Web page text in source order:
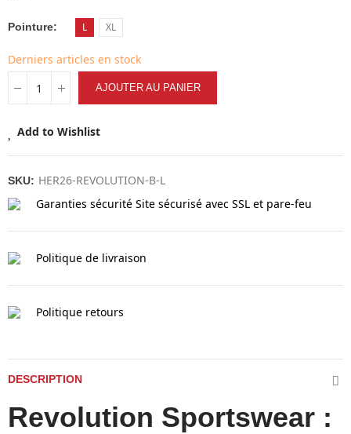
Pointure L XL
Derniers articles en stock
AJOUTER AU PANIER
Add to Wishlist
SKU: HER26-REVOLUTION-B-L
Garanties sécurité Site sécurisé avec SSL et pare-feu
Politique de livraison
Politique retours
DESCRIPTION
Revolution Sportswear :